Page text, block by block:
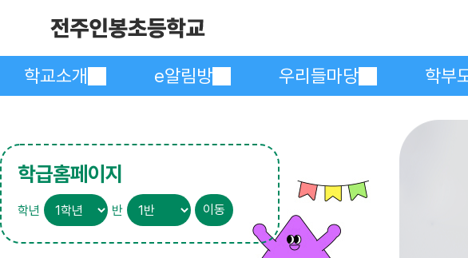
학교소개 e알림방 우리들마당 학부
학급홈페이지
학년 반